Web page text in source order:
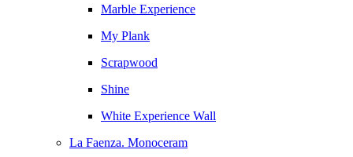
Marble Experience
My Plank
Scrapwood
Shine
White Experience Wall
La Faenza. Monoceram